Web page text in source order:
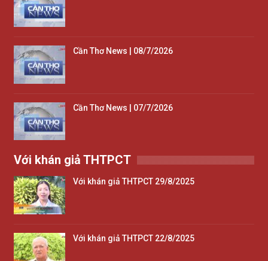
Cần Thơ News | 08/7/2026
Cần Thơ News | 07/7/2026
Với khán giả THTPCT
Với khán giả THTPCT 29/8/2025
Với khán giả THTPCT 22/8/2025